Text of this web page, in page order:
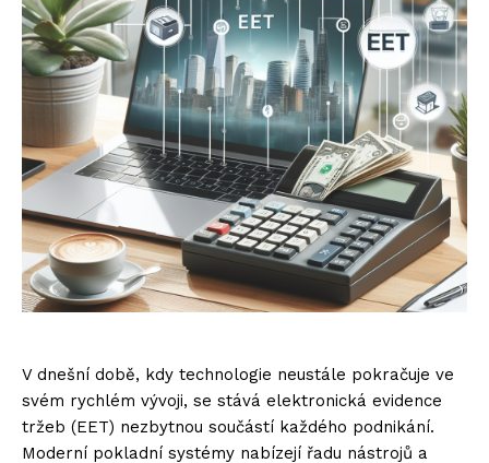
V dnešní době, kdy technologie neustále pokračuje ve
svém rychlém vývoji, se stává elektronická evidence
tržeb (EET) nezbytnou součástí každého podnikání.
Moderní pokladní systémy nabízejí řadu nástrojů a